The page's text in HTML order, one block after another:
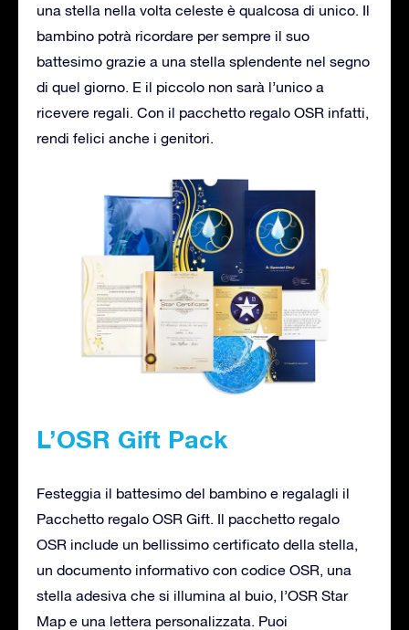
una stella nella volta celeste è qualcosa di unico. Il
bambino potrà ricordare per sempre il suo
battesimo grazie a una stella splendente nel segno
di quel giorno. E il piccolo non sarà l’unico a
ricevere regali. Con il pacchetto regalo OSR infatti,
rendi felici anche i genitori.
L’OSR Gift Pack
Festeggia il battesimo del bambino e regalagli il
Pacchetto regalo OSR Gift. Il pacchetto regalo
OSR include un bellissimo certificato della stella,
un documento informativo con codice OSR, una
stella adesiva che si illumina al buio, l’OSR Star
Map e una lettera personalizzata. Puoi